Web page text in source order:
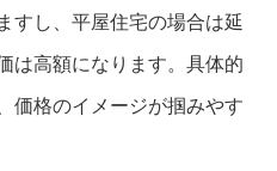
すし、平屋住宅の場合は延
は高額になります。具体的
価格のイメージが掴みやす